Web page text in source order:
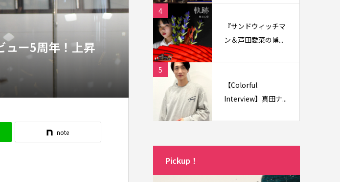
ュー5周年！上昇
note
4
『サンドウィッチマ
ン＆芦田愛菜の博...
5
【Colorful
Interview】真田ナ...
Pickup！